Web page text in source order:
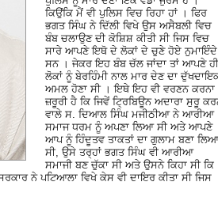
ਕਿਉਂਕਿ ਮੈਂ ਵੀ ਪੁਲਿਸ ਵਿਚ ਰਿਹਾ ਹਾਂ । ਫਿਰ
ਭਗਤ ਸਿੰਘ ਨੇ ਦਿੱਲੀ ਵਿਖੇ ਉਸ ਅਸੈਬਲੀ ਵਿਚ
ਬੰਬ ਚਲਾਉਣ ਦੀ ਕੋਸ਼ਿਸ਼ ਕੀਤੀ ਸੀ ਜਿਸ ਵਿਚ
ਸਾਰੇ ਆਪਣੇ ਇਥੋ ਦੇ ਲੋਕਾਂ ਦੇ ਚੁਣੇ ਹੋਏ ਨੁਮਾਇੰਦੇ
ਸਨ । ਜੇਕਰ ਇਹ ਬੰਬ ਚੱਲ ਜਾਂਦਾ ਤਾਂ ਆਪਣੇ ਹੀ
ਲੋਕਾਂ ਨੂੰ ਬੇਰਹਿੰਮੀ ਨਾਲ ਮਾਰ ਦੇਣ ਦਾ
ਅਮਲ ਹੋਣਾ ਸੀ । ਇਥੇ ਇਹ ਵੀ ਵਰਣਨ ਕਰਨਾ
ਜ਼ਰੂਰੀ ਹੈ ਕਿ ਜਿਵੇਂ ਟ੍ਰਿਬਿਊਨ ਅਦਾਰਾ ਸੁਰੂ
ਵਾਲੇ ਸ. ਦਿਆਲ ਸਿੰਘ ਮਜੀਠੀਆ ਨੇ ਆਰੀਆ
ਸਮਾਜ ਧਰਮ ਨੂੰ ਅਪਣਾ ਲਿਆ ਸੀ ਅਤੇ ਆਪਣੇ
ਆਪ ਨੂੰ ਹਿੰਦੂਤਵ ਤਾਕਤਾਂ ਦਾ ਗੁਲਾਮ ਬਣਾ ਲਿਆ
ਸੀ, ਉਸੇ ਤਰ੍ਹਾਂ ਭਗਤ ਸਿੰਘ ਵੀ ਆਰੀਆ
ਸਮਾਜੀ ਬਣ ਚੁੱਕਾ ਸੀ ਅਤੇ ਉਸਨੇ ਕਿਹਾ ਸੀ ਕਿ
ਨੇ ਪਟਿਆਲਾ ਵਿਖੇ ਕੇਸ ਵੀ ਦਾਇਰ ਕੀਤਾ ਸੀ ਜਿਸ